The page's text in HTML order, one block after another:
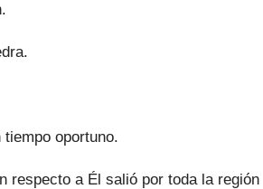
oportuno.
respecto a Él salió por toda la región